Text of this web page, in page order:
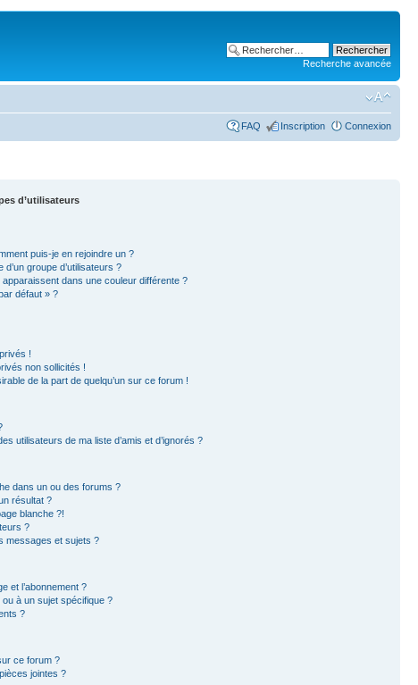
Recherche avancée
FAQ Inscription Connexion
d’utilisateurs
puis-je en rejoindre un ?
groupe d’utilisateurs ?
dans une couleur différente ?
défaut » ?
!
non sollicités !
de la part de quelqu’un sur ce forum !
utilisateurs de ma liste d’amis et d’ignorés ?
dans un ou des forums ?
résultat ?
blanche ?!
?
messages et sujets ?
et l’abonnement ?
à un sujet spécifique ?
?
ce forum ?
jointes ?